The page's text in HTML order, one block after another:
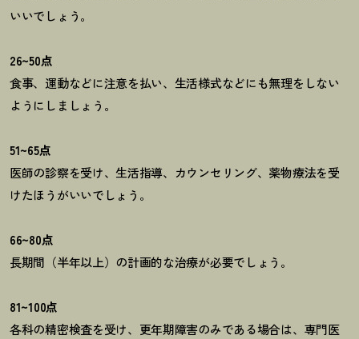
いいでしょう。
26~50点
食事、運動などに注意を払い、生活様式などにも無理をしない
ようにしましょう。
51~65点
医師の診察を受け、生活指導、カウンセリング、薬物療法を受
けたほうがいいでしょう。
66~80点
長期間（半年以上）の計画的な治療が必要でしょう。
81~100点
各科の精密検査を受け、更年期障害のみである場合は、専門医